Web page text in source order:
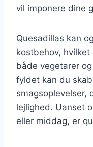
vil imponere dine
Quesadillas kan
kostbehov,
både vegetarer
fyldet kan du
smagsoplevelser,
lejlighed. Uanset
eller middag, er